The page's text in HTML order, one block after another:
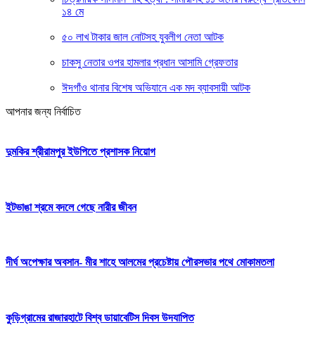
১৪ মে
৫০ লাখ টাকার জাল নোটসহ যুবলীগ নেতা আটক
চাকসু নেতার ওপর হামলার প্রধান আসামি গ্রেফতার
ঈদগাঁও থানার বিশেষ অভিযানে এক মদ ব্যাবসায়ী আটক
আপনার জন্য নির্বাচিত
দুমকির শ্রীরামপুর ইউপিতে প্রশাসক নিয়োগ
ইটভাঙা শ্রমে বদলে গেছে নারীর জীবন
দীর্ঘ অপেক্ষার অবসান- মীর শাহে আলমের প্রচেষ্টায় পৌরসভার পথে মোকামতলা
কুড়িগ্রামের রাজারহাটে বিশ্ব ডায়াবেটিস দিবস উদযাপিত